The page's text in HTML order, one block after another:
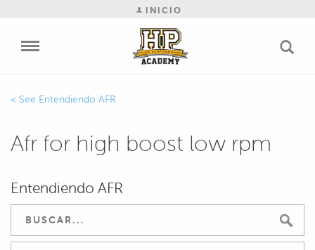
INICIO
Entendiendo AFR
Afr for high boost low rpm
Entendiendo AFR